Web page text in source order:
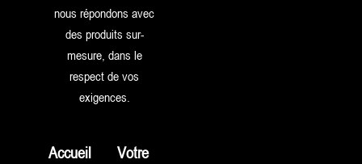
nous répondons avec
des produits sur-
mesure, dans le
respect de vos
exigences.
Accueil
Votre